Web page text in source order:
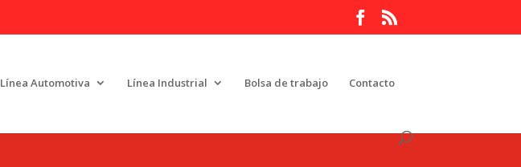
Línea Automotiva Línea Industrial Bolsa de trabajo Contacto